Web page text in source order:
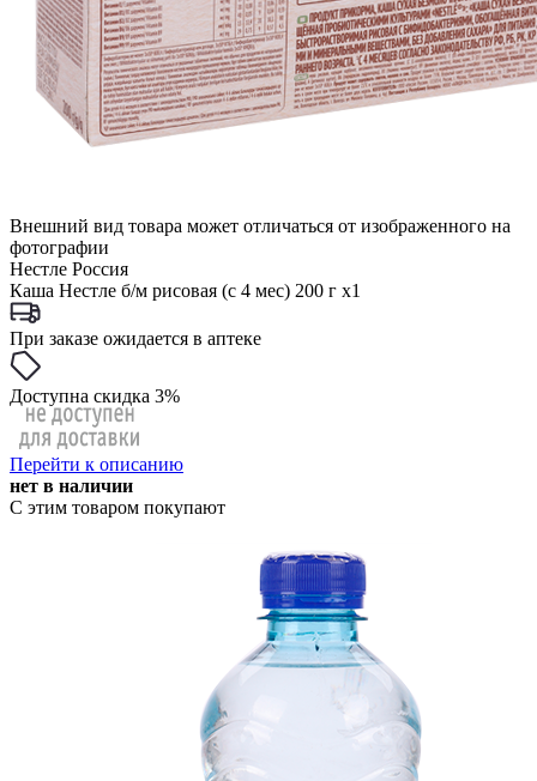
Внешний вид товара может отличаться от изображенного на
фотографии
Нестле Россия
Каша Нестле б/м рисовая (с 4 мес) 200 г x1
При заказе ожидается в аптеке
Доступна скидка 3%
Перейти к описанию
нет в наличии
С этим товаром покупают